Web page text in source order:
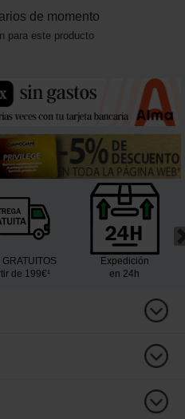
de momento
para este producto
GRATUITOS
de 199€¹
Expedición
en 24h